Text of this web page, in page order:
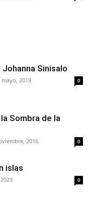
Sinisalo
mayo, 2019 0
Sombra de la
2016 0
islas
0